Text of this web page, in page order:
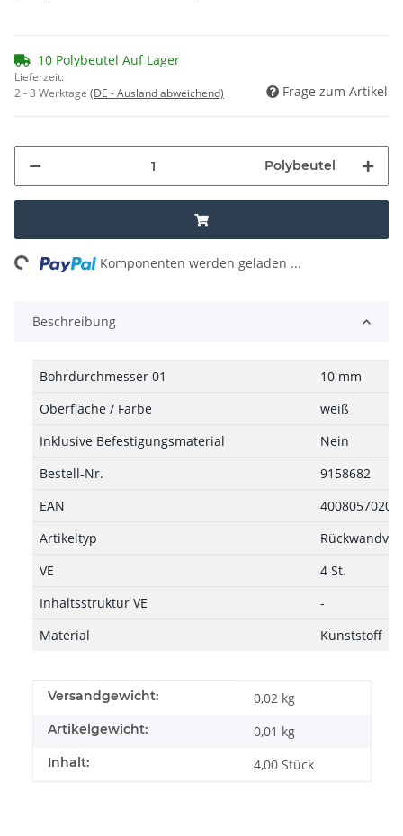
10 Polybeutel Auf Lager
Lieferzeit:
2 - 3 Werktage (DE - Ausland abweichend) Frage zum Artikel
Polybeutel
Komponenten werden geladen ...
Beschreibung
Bohrdurchmesser 01
10 mm
Oberfläche / Farbe
weiß
Inklusive Befestigungsmaterial
Nein
Bestell-Nr.
9158682
EAN
Artikeltyp
VE
4 St.
Inhaltsstruktur VE
-
Material
Kunststoff
Produkteigenschaft
Wert
Versandgewicht: 0,02 kg
Artikelgewicht: 0,01 kg
Inhalt: 4,00 Stück